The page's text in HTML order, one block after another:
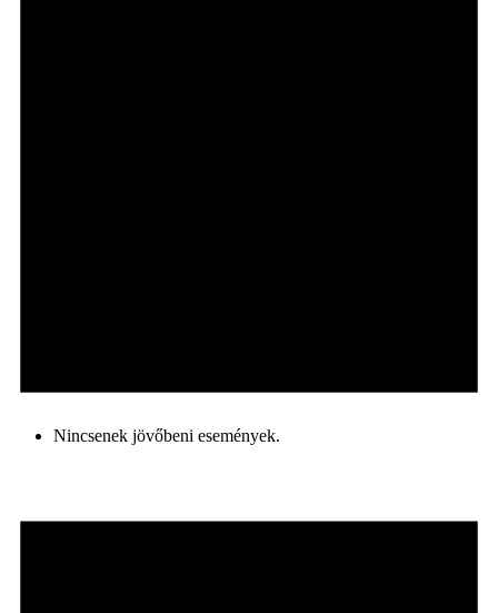
Nincsenek jövőbeni események.